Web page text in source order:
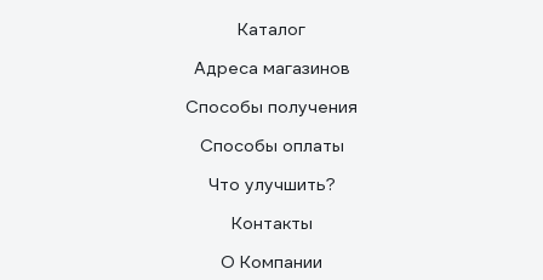
Каталог
Адреса магазинов
Способы получения
Способы оплаты
Что улучшить?
Контакты
О Компании